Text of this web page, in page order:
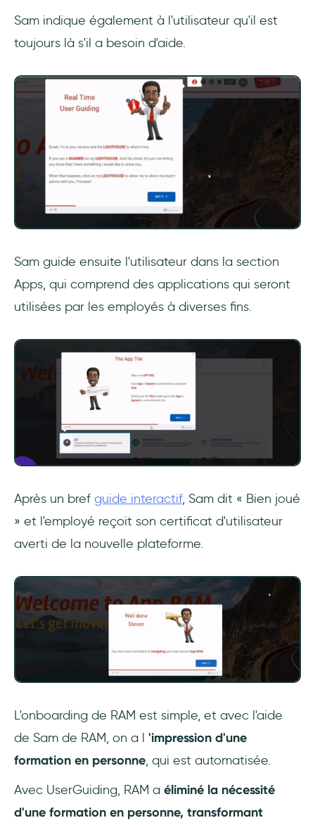
Sam indique également à l'utilisateur qu'il est
toujours là s'il a besoin d'aide.
Sam guide ensuite l'utilisateur dans la section
Apps, qui comprend des applications qui seront
utilisées par les employés à diverses fins.
Après un bref guide interactif, Sam dit « Bien joué
» et l'employé reçoit son certificat d'utilisateur
averti de la nouvelle plateforme.
L'onboarding de RAM est simple, et avec l'aide
de Sam de RAM, on a l 'impression d'une
formation en personne, qui est automatisée.
Avec UserGuiding, RAM a éliminé la nécessité
d'une formation en personne, transformant